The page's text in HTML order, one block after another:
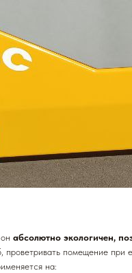
абсолютно экологичен,
проветривать помещение
на: